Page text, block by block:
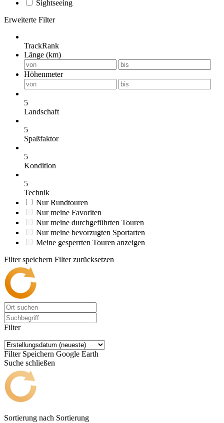
Sightseeing
Erweiterte Filter
TrackRank
Länge (km)
Höhenmeter
5
Landschaft
5
Spaßfaktor
5
Kondition
5
Technik
Nur Rundtouren
Nur meine Favoriten
Nur meine durchgeführten Touren
Nur meine bevorzugten Sportarten
Meine gesperrten Touren anzeigen
Filter speichern Filter zurücksetzen
Filter
Filter Speichern Google Earth
Suche schließen
Sortierung nach Sortierung